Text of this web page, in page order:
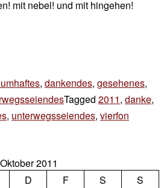
mit nebel! und mit hingehen!
, dankendes, gesehenes,
Tagged 2011, danke,
, unterwegsseiendes, vierfon
vor
Oktober 2011
D F S
S